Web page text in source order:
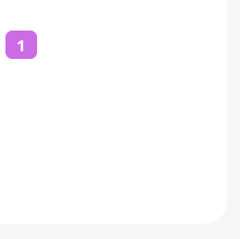
1